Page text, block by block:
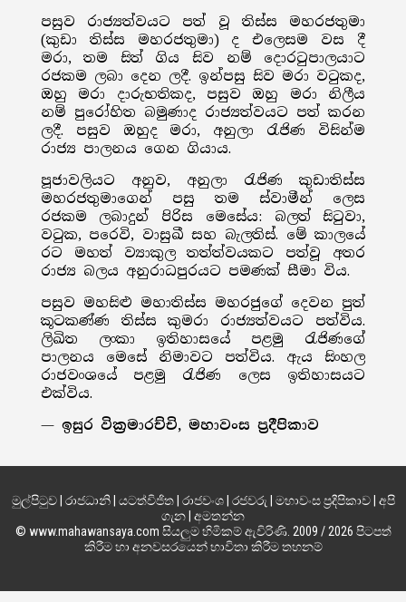
පසුව රාජ්‍යත්වයට පත් වූ තිස්ස මහරජතුමා
(කුඩා තිස්ස මහරජතුමා) ද එලෙසම වස දී
මරා, තම සිත් ගිය සිව නම් දොරටුපාලයාට
රජකම ලබා දෙන ලදී. ඉන්පසු සිව මරා වටුකද,
ඔහු මරා දාරුභතිකද, පසුව ඔහු මරා නිලීය
නම් පුරෝහිත බමුණාද රාජ්‍යත්වයට පත් කරන
ලදී. පසුව ඔහුද මරා, අනුලා රැජිණ විසින්ම
රාජ්‍ය පාලනය ගෙන ගියාය.
පූජාවලියට අනුව, අනුලා රැජිණ කුඩාතිස්ස
මහරජතුමාගෙන් පසු තම ස්වාමීන් ලෙස
රජකම ලබාදුන් පිරිස මෙසේය: බලත් සිටුවා,
වටුක, පරෙවි, වාසුඛී සහ බැලතිස්. මේ කාලයේ
රට මහත් ව්‍යාකුල තත්ත්වයකට පත්වූ අතර
රාජ්‍ය බලය අනුරාධපුරයට පමණක් සීමා විය.
පසුව මහසිළු මහාතිස්ස මහරජුගේ දෙවන පුත්
කූටකණ්ණ තිස්ස කුමරා රාජ්‍යත්වයට පත්විය.
ලිඛිත ලංකා ඉතිහාසයේ පළමු රැජිණගේ
පාලනය මෙසේ නිමාවට පත්විය. ඇය සිංහල
රාජවංශයේ පළමු රැජිණ ලෙස ඉතිහාසයට
එක්විය.
— ඉසුර වික්‍රමාරච්චි, මහාවංස ප්‍රදීපිකාව
මුල්පිටුව| රාජධානි| යටත්විජිත| රාජවංශ| රජවරු මහාවංස ප්‍රදීපිකාව| අපි
ගැන අමතන්න
© www.mahawansaya.com සියලුම හිමිකම් ඇවිරිණි. 2009 / 2026 පිටපත්
කිරීම හා අනවසරයෙන් භාවිතා කිරීම තහනම්